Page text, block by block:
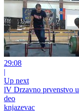
29:08
|
Up next
lV Drzavno prvenstvo
deo
knjazevac